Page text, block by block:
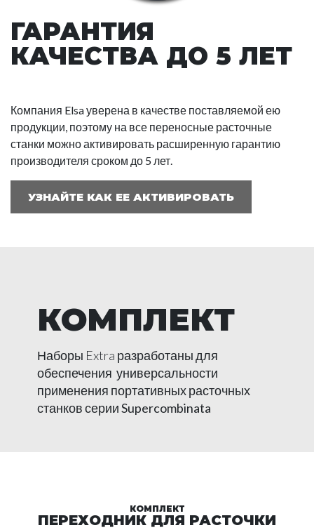
ГАРАНТИЯ
КАЧЕСТВА ДО 5 ЛЕТ
Компания Elsa уверена в качестве поставляемой ею
продукции, поэтому на все переносные расточные
станки можно активировать расширенную гарантию
производителя сроком до 5 лет.
УЗНАЙТЕ КАК ЕЕ АКТИВИРОВАТЬ
КОМПЛЕКТ
Наборы Extra разработаны для
обеспечения универсальности
применения портативных расточных
станков серииSupercombinata
КОМПЛЕКТ
ПЕРЕХОДНИК ДЛЯ РАСТОЧКИ